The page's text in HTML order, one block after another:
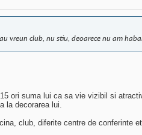
vreun club, nu stiu, deoarece nu am
ori suma lui ca sa vie vizibil si
la decorarea lui.
club, diferite centre de conferinte